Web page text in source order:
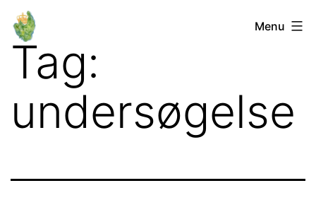
Fortsæt
indhold
Orø
Lokalforum
Menu
Tag:
undersøgelse